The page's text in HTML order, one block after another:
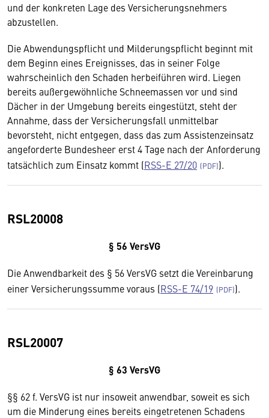
und der konkreten Lage des Versicherungsnehmers
abzustellen.
Die Abwendungspflicht und Milderungspflicht beginnt mit
dem Beginn eines Ereignisses, das in seiner Folge
wahrscheinlich den Schaden herbeiführen wird. Liegen
bereits außergewöhnliche Schneemassen vor und sind
Dächer in der Umgebung bereits eingestützt, steht der
Annahme, dass der Versicherungsfall unmittelbar
bevorsteht, nicht entgegen, dass das zum Assistenzeinsatz
angeforderte Bundesheer erst 4 Tage nach der Anforderung
tatsächlich zum Einsatz kommt (RSS-E 27/20 ).
RSL20008
§ 56 VersVG
Die Anwendbarkeit des § 56 VersVG setzt die Vereinbarung
einer Versicherungssumme voraus (RSS-E 74/19 ).
RSL20007
§ 63 VersVG
§§ 62 f. VersVG ist nur insoweit anwendbar, soweit es sich
um die Minderung eines bereits eingetretenen Schadens